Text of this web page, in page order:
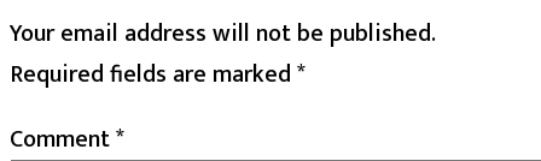
Your email address will not be published.
Required fields are marked*
Comment*